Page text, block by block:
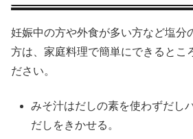
妊娠中の方や外食が多い方など塩分
方は、家庭料理で簡単にできるとこ
ださい。
みそ汁はだしの素を使わずだし
だしをきかせる。